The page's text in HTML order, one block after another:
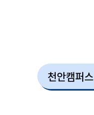
천안캠퍼스